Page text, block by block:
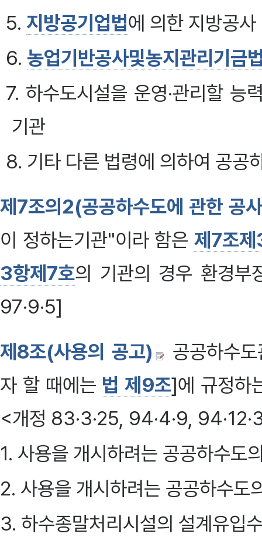
5. 지방공기업법에 의한 지방공
6. 농업기반공사및농지관리기금
7. 하수도시설을 운영·관리할 능
기관
8. 기타 다른 법령에 의하여 공공
제7조의2(공공하수도에 관한 공
이 정하는기관"이라 함은제7조
3항제7호의 기관의 경우 환경부
97·9·5]
제8조(사용의 공고)
공공하수
자 할 때에는 법 제9조]에 규정하
<개정 83·3·25, 94·4·9,
1. 사용을 개시하려는 공공하수도
2. 사용을 개시하려는 공공하수도
3. 하수종말처리시설의 설계유입